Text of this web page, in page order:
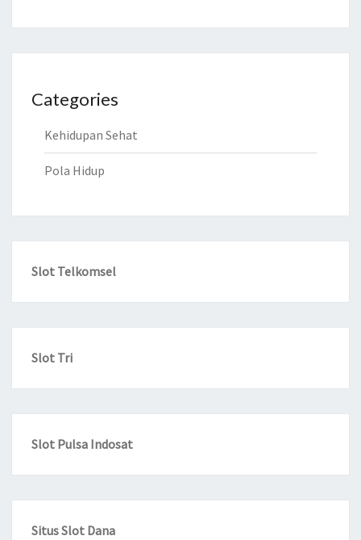
Categories
Kehidupan Sehat
Pola Hidup
Slot Telkomsel
Slot Tri
Slot Pulsa Indosat
Situs Slot Dana